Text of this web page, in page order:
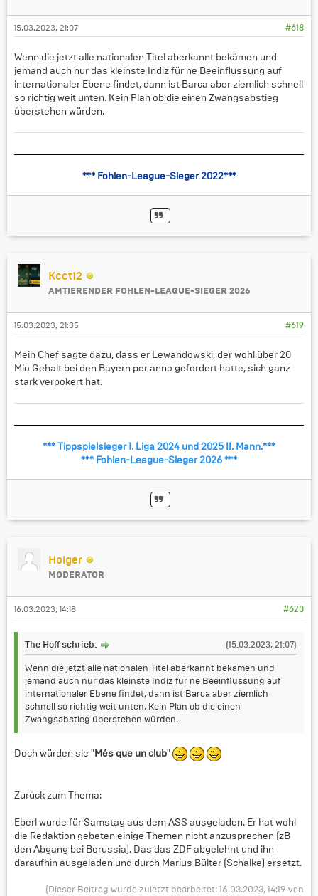
#618
15.03.2023, 21:07
Wenn die jetzt alle nationalen Titel aberkannt bekämen und
jemand auch nur das kleinste Indiz für ne Beeinflussung auf
internationaler Ebene findet, dann ist Barca aber ziemlich schnell
so richtig weit unten. Kein Plan ob die einen Zwangsabstieg
überstehen würden.
*** Fohlen-League-Sieger 2022***
Kcct12
AMTIERENDER FOHLEN-LEAGUE-SIEGER 2026
#619
15.03.2023, 21:35
Mein Chef sagte dazu, dass er Lewandowski, der wohl über 20
Mio Gehalt bei den Bayern per anno gefordert hatte, sich ganz
stark verpokert hat.
*** Tippspielsieger 1. Liga 2024 und 2025 II. Mann.***
*** Fohlen-League-Sieger 2026 ***
Holger
MODERATOR
#620
16.03.2023, 14:18
(15.03.2023, 21:07)
The Hoff schrieb:
Wenn die jetzt alle nationalen Titel aberkannt bekämen und
jemand auch nur das kleinste Indiz für ne Beeinflussung auf
internationaler Ebene findet, dann ist Barca aber ziemlich
schnell so richtig weit unten. Kein Plan ob die einen
Zwangsabstieg überstehen würden.
Doch würden sie "Més que un club"
Zurück zum Thema:
Eberl wurde für Samstag aus dem ASS ausgeladen. Er hat wohl
die Redaktion gebeten einige Themen nicht anzusprechen (zB
den Abgang bei Borussia). Das das ZDF abgelehnt und ihn
daraufhin ausgeladen und durch Marius Bülter (Schalke) ersetzt.
(Dieser Beitrag wurde zuletzt bearbeitet: 16.03.2023, 14:19 von